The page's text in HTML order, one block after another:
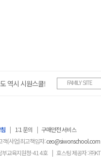
역시 시원스쿨! FAMILY SITE
| 1:1 문의 | 구매안전 서비스
객(사업)최고책임자:ceo@siwonschool.com
부교육지원청-414호 | 호스팅 제공자 : ㈜KT